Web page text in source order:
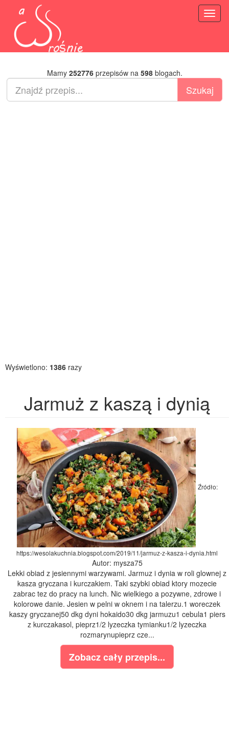
Mamy 252776przepisów na 598blogach.
Wyświetlono: 1386 razy
Jarmuż z kaszą i dynią
Źródło:
https://wesolakuchnia.blogspot.com/2019/11/jarmuz-z-kasza-i-dynia.html
Autor: mysza75
Lekki obiad z jesiennymi warzywami. Jarmuz i dynia w roli glownej z
kasza gryczana i kurczakiem. Taki szybki obiad ktory mozecie
zabrac tez do pracy na lunch. Nic wielkiego a pozywne, zdrowe i
kolorowe danie. Jesien w pelni w oknem i na talerzu.1 woreczek
kaszy gryczanej50 dkg dyni hokaido30 dkg jarmuzu1 cebula1 piers
z kurczakasol, pieprz1/2 lyzeczka tymianku1/2 lyzeczka
rozmarynupieprz cze...
Zobacz cały przepis...